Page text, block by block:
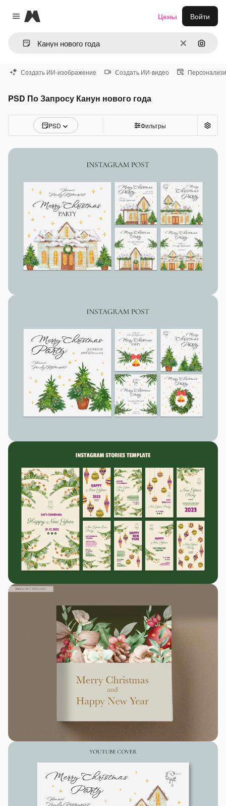
Close menu
Magnific
ОчиститьПоиск
Цены Войти
Создать ИИ-изображение Создать ИИ-видео
PSD По Запросу Канун нового года
PSD Фильтры